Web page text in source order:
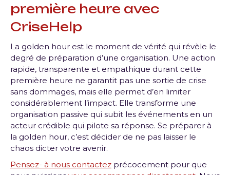
première heure avec
CriseHelp
La golden hour est le moment de vérité qui révèle le
degré de préparation d’une organisation. Une action
rapide, transparente et empathique durant cette
première heure ne garantit pas une sortie de crise
sans dommages, mais elle permet d’en limiter
considérablement l’impact. Elle transforme une
organisation passive qui subit les événements en un
acteur crédible qui pilote sa réponse. Se préparer à
la golden hour, c’est décider de ne pas laisser le
chaos dicter votre avenir.
Pensez- à nous contactez précocement pour que